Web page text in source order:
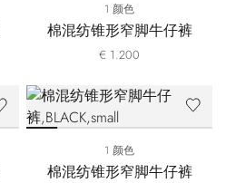
1 颜色
棉混纺锥形窄脚牛仔裤
€ 1.200
1 颜色
棉混纺锥形窄脚牛仔裤